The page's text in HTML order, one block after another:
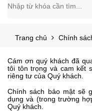
Trang chủ Chính
Cám ơn quý khách đã
tôi tôn trọng và cam kết
riêng tư của Quý khách.
Chính sách bảo mật sẽ
dụng và (trong trường
Quý khách.